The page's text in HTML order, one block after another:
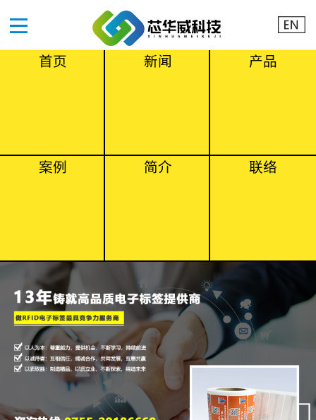
首页 新闻 产品
案例 简介 联络